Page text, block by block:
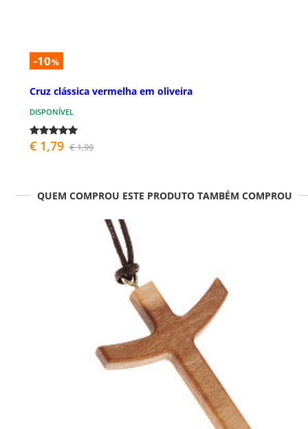
-10%
Cruz clássica vermelha em oliveira
DISPONÍVEL
€ 1,79 € 1,99
QUEM COMPROU ESTE PRODUTO TAMBÉM COMPROU